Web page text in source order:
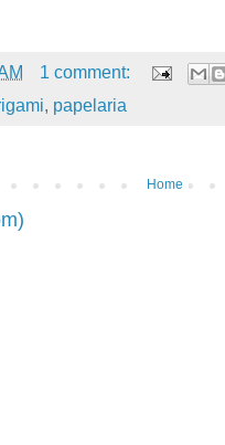
1 comment:
, papelaria
Home